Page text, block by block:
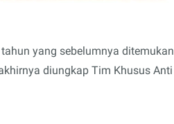
yang sebelumnya ditemukan
diungkap Tim Khusus Anti